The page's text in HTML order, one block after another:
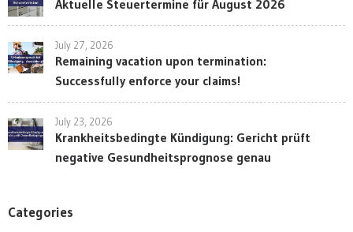
Aktuelle Steuertermine für August 2026
July 27, 2026
Remaining vacation upon termination:
Successfully enforce your claims!
July 23, 2026
Krankheitsbedingte Kündigung: Gericht prüft
negative Gesundheitsprognose genau
Categories